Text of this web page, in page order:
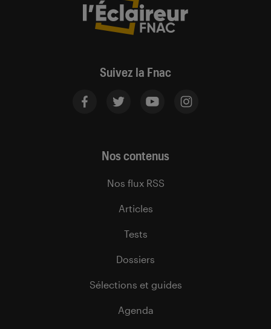
Suivez la Fnac
Nos contenus
Nos flux RSS
Articles
Tests
Dossiers
Sélections et guides
Agenda